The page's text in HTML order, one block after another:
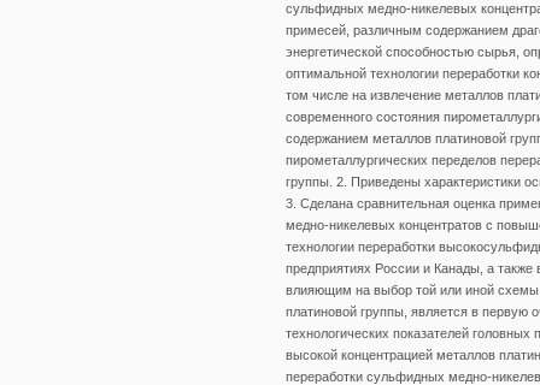
сульфидных медно-никелевых
примесей, различным содержанием
энергетической способностью сырья,
оптимальной технологии переработки
том числе на извлечение металлов
современного состояния
содержанием металлов платиновой
пирометаллургических переделов
группы. 2. Приведены характеристики
3. Сделана сравнительная оценка
медно-никелевых концентратов с
технологии переработки
предприятиях России и Канады, а
влияющим на выбор той или иной
платиновой группы, является в первую
технологических показателей
высокой концентрацией металлов
переработки сульфидных медно-